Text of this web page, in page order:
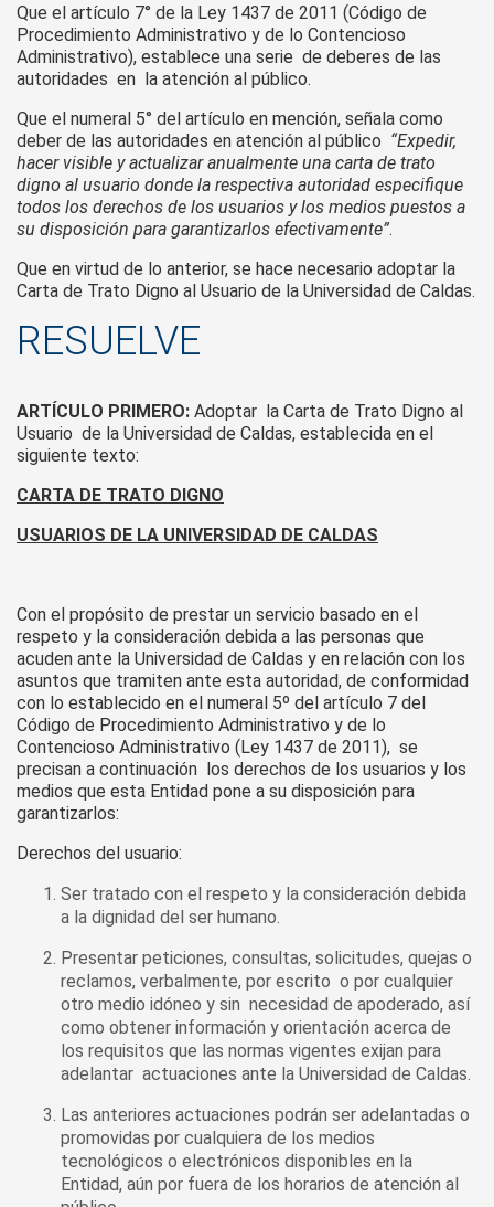
Que el artículo 7° de la Ley 1437 de 2011 (Código de
Procedimiento Administrativo y de lo Contencioso
Administrativo), establece una serie de deberes de las
autoridades en la atención al público.
Que el numeral 5° del artículo en mención, señala como
deber de las autoridades en atención al público “Expedir,
hacer visible y actualizar anualmente una carta de trato
digno al usuario donde la respectiva autoridad especifique
todos los derechos de los usuarios y los medios puestos a
su disposición para garantizarlos efectivamente”.
Que en virtud de lo anterior, se hace necesario adoptar la
Carta de Trato Digno al Usuario de la Universidad de Caldas.
RESUELVE
ARTÍCULO PRIMERO: Adoptar la Carta de Trato Digno al
Usuario de la Universidad de Caldas, establecida en el
siguiente texto:
CARTA DE TRATO DIGNO
USUARIOS DE LA UNIVERSIDAD DE CALDAS
Con el propósito de prestar un servicio basado en el
respeto y la consideración debida a las personas que
acuden ante la Universidad de Caldas y en relación con los
asuntos que tramiten ante esta autoridad, de conformidad
con lo establecido en el numeral 5º del artículo 7 del
Código de Procedimiento Administrativo y de lo
Contencioso Administrativo (Ley 1437 de 2011), se
precisan a continuación los derechos de los usuarios y los
medios que esta Entidad pone a su disposición para
garantizarlos:
Derechos del usuario:
Ser tratado con el respeto y la consideración debida
a la dignidad del ser humano.
Presentar peticiones, consultas, solicitudes, quejas o
reclamos, verbalmente, por escrito o por cualquier
otro medio idóneo y sin necesidad de apoderado, así
como obtener información y orientación acerca de
los requisitos que las normas vigentes exijan para
adelantar actuaciones ante la Universidad de Caldas.
Las anteriores actuaciones podrán ser adelantadas o
promovidas por cualquiera de los medios
tecnológicos o electrónicos disponibles en la
Entidad, aún por fuera de los horarios de atención al